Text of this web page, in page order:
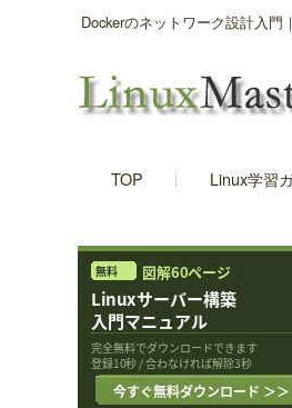
Dockerのネットワーク設計入門
TOP Linux学習